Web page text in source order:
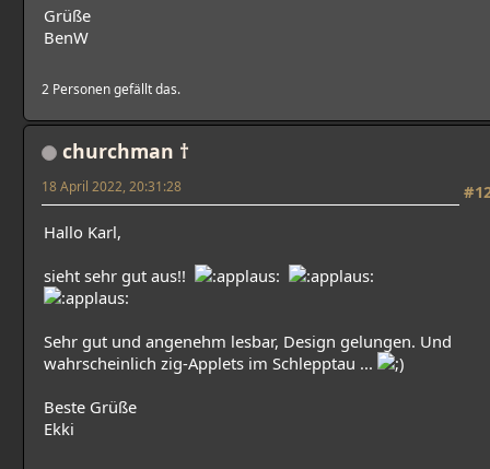
Grüße
BenW
2 Personen gefällt das.
churchman †
18 April 2022, 20:31:28
Hallo Karl,
sieht sehr gut aus!!
Sehr gut und angenehm lesbar, Design gelungen. Und
wahrscheinlich zig-Applets im Schlepptau ...
Beste Grüße
Ekki